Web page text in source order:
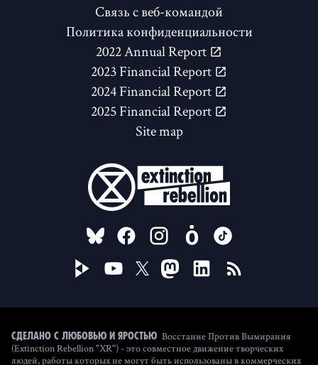
Связь с веб-командой
Политика конфиденциальности
2022 Annual Report
2023 Financial Report
2024 Financial Report
2025 Financial Report
Site map
FOLLOW US ON
Сделано с любовью и яростью Восстание Против Вымирания
(Extinction Rebellion "XR") - это совместное движение творческих
людей, работы которых не могут быть использованы в коммерческих